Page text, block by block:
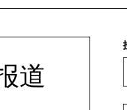
道